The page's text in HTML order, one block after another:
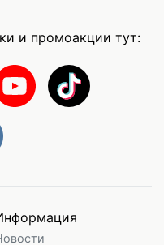
и промоакции тут: